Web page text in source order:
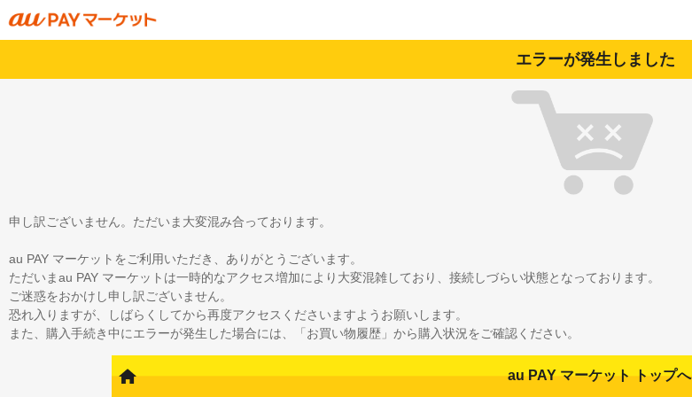
エラーが発生しました
申し訳ございません。ただいま大変混み合っております。
au PAY マーケットをご利用いただき、ありがとうございます。
ただいまau PAY マーケットは一時的なアクセス増加により大変混雑しており、接続しづらい状態となっております。
ご迷惑をおかけし申し訳ございません。
恐れ入りますが、しばらくしてから再度アクセスくださいますようお願いします。
また、購入手続き中にエラーが発生した場合には、「お買い物履歴」から購入状況をご確認ください。
au PAY マーケット トップへ